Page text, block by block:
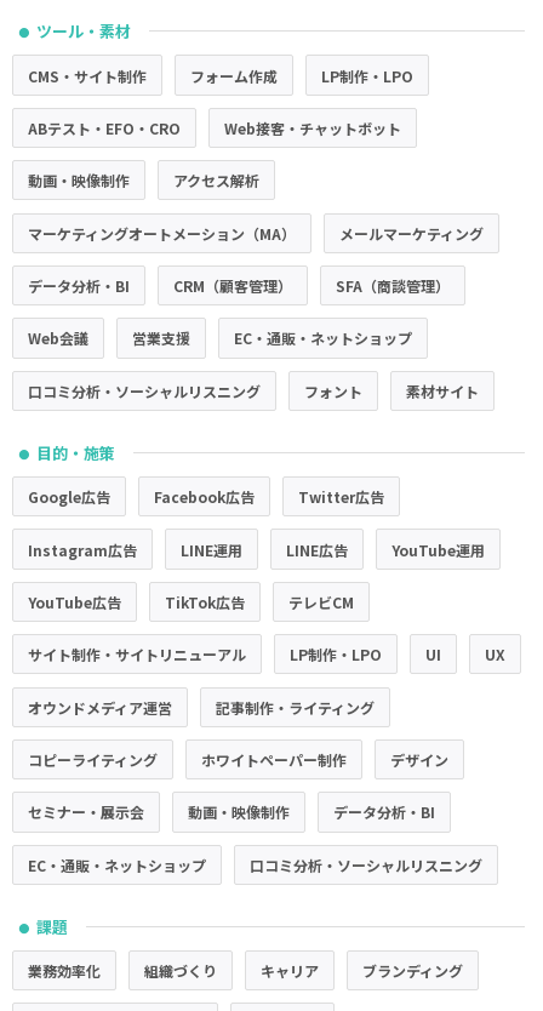
● ツール・素材
CMS・サイト制作 フォーム作成 LP制作・LPO
ABテスト・EFO・CRO Web接客・チャットボット
動画・映像制作 アクセス解析
マーケティングオートメーション（MA） メールマーケティング
データ分析・BI CRM（顧客管理） SFA（商談管理）
Web会議 営業支援 EC・通販・ネットショップ
口コミ分析・ソーシャルリスニング フォント 素材サイト
● 目的・施策
Google広告 Facebook広告 Twitter広告
Instagram広告 LINE運用 LINE広告 YouTube運用
YouTube広告 TikTok広告 テレビCM
サイト制作・サイトリニューアル LP制作・LPO UI UX
オウンドメディア運営 記事制作・ライティング
コピーライティング ホワイトペーパー制作 デザイン
セミナー・展示会 動画・映像制作 データ分析・BI
EC・通販・ネットショップ 口コミ分析・ソーシャルリスニング
● 課題
業務効率化 組織づくり キャリア ブランディング